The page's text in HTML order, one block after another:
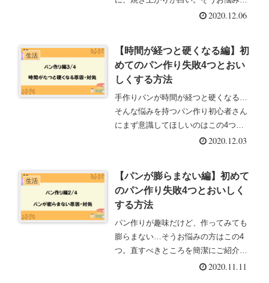
方にはこの3つを試してみるのをオス
2020.12.06
生活
【時間が経つと硬くなる編】初
めてのパン作り失敗4つとおい
しくする方法
手作りパンが時間が経つと硬くなる…
そんな悩みを持つパン作り初心者さん
にまず意識してほしいのはこの4つ。
初心者だった私がやったことをご紹
2020.12.03
生活
【パンが膨らまない編】初めて
のパン作り失敗4つとおいしく
する方法
パン作りが趣味だけど、作ってみても
膨らまない…そうお悩みの方はこの4
つ。直すべきところを簡潔にご紹介し
2020.11.11